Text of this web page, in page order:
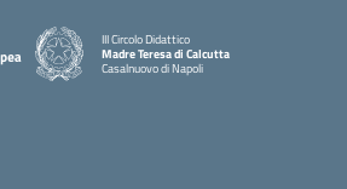
III Circolo Didattico
Madre Teresa di Calcutta
Casalnuovo di Napoli
— Visita la pagina iniziale della scuola